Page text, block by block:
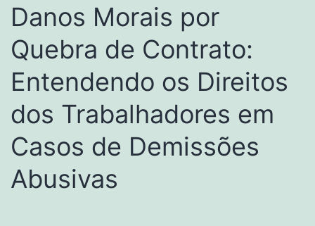
Danos Morais por
Quebra de Contrato:
Entendendo os Direitos
dos Trabalhadores em
Casos de Demissões
Abusivas